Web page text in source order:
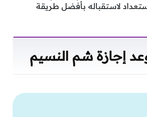
لاستقباله بأفضل طريقة
إجازة شم النسيم